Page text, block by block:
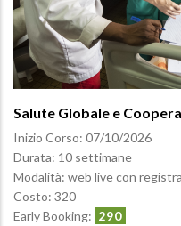
Salute Globale e
Inizio Corso: 07/10/2026
Durata: 10 settimane
Modalità: web live con
Costo: 320
Early Booking: 290